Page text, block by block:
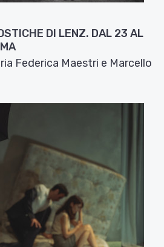
DI LENZ. DAL 23 AL
Federica Maestri e Marcello